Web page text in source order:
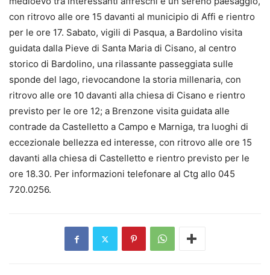
con ritrovo alle ore 15 davanti al municipio di Affi e rientro
per le ore 17. Sabato, vigili di Pasqua, a Bardolino visita
guidata dalla Pieve di Santa Maria di Cisano, al centro
storico di Bardolino, una rilassante passeggiata sulle
sponde del lago, rievocandone la storia millenaria, con
ritrovo alle ore 10 davanti alla chiesa di Cisano e rientro
previsto per le ore 12; a Brenzone visita guidata alle
contrade da Castelletto a Campo e Marniga, tra luoghi di
eccezionale bellezza ed interesse, con ritrovo alle ore 15
davanti alla chiesa di Castelletto e rientro previsto per le
ore 18.30. Per informazioni telefonare al Ctg allo 045
720.0256.